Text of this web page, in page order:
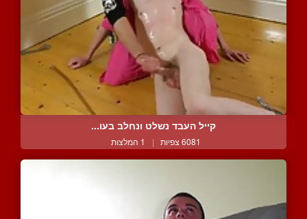
קייל העבד נשלט ונחלב בעו...
6081 צפיות | 1 המלצות